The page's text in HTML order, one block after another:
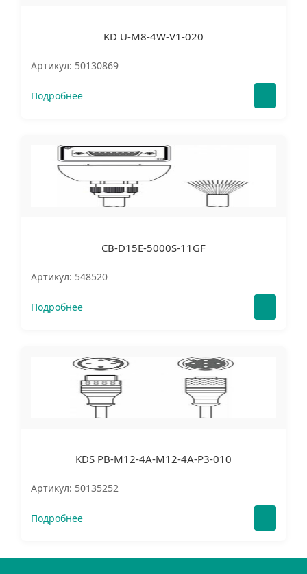
KD U-M8-4W-V1-020
Артикул: 50130869
Подробнее
CB-D15E-5000S-11GF
Артикул: 548520
Подробнее
KDS PB-M12-4A-M12-4A-P3-010
Артикул: 50135252
Подробнее